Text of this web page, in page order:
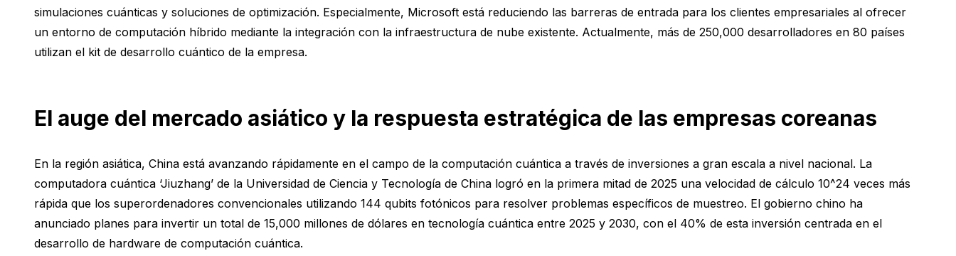
simulaciones cuánticas y soluciones de optimización. Especialmente, Microsoft está reduciendo las barreras de entrada para los clientes empresariales al ofrecer
un entorno de computación híbrido mediante la integración con la infraestructura de nube existente. Actualmente, más de 250,000 desarrolladores en 80 países
utilizan el kit de desarrollo cuántico de la empresa.
El auge del mercado asiático y la respuesta estratégica de las empresas coreanas
En la región asiática, China está avanzando rápidamente en el campo de la computación cuántica a través de inversiones a gran escala a nivel nacional. La
computadora cuántica ‘Jiuzhang’ de la Universidad de Ciencia y Tecnología de China logró en la primera mitad de 2025 una velocidad de cálculo 10^24 veces más
rápida que los superordenadores convencionales utilizando 144 qubits fotónicos para resolver problemas específicos de muestreo. El gobierno chino ha
anunciado planes para invertir un total de 15,000 millones de dólares en tecnología cuántica entre 2025 y 2030, con el 40% de esta inversión centrada en el
desarrollo de hardware de computación cuántica.